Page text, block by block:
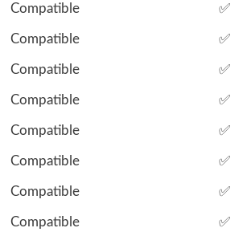
Compatible ✅
Compatible ✅
Compatible ✅
Compatible ✅
Compatible ✅
Compatible ✅
Compatible ✅
Compatible ✅